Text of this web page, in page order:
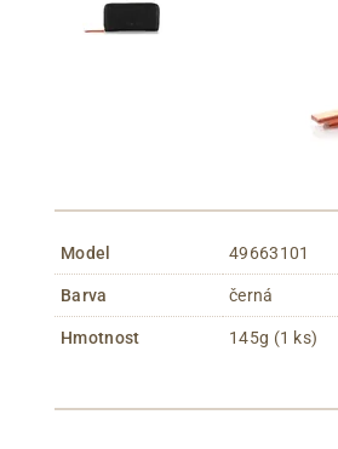
Model 49663101
Barva černá
Hmotnost 145g (1 ks)